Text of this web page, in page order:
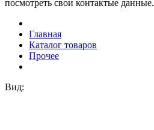
посмотреть свои контактые данные.
Главная
Каталог товаров
Прочее
Вид: